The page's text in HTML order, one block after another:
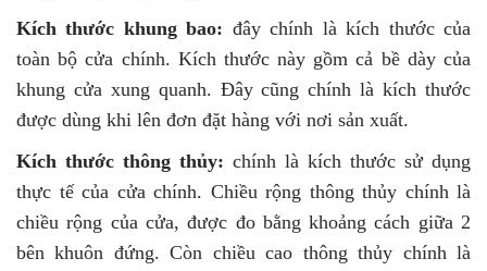
Kích thước khung bao: đây chính là kích thước của
toàn bộ cửa chính. Kích thước này gồm cả bề dày của
khung cửa xung quanh. Đây cũng chính là kích thước
được dùng khi lên đơn đặt hàng với nơi sản xuất.
Kích thước thông thủy: chính là kích thước sử dụng
thực tế của cửa chính. Chiều rộng thông thủy chính là
chiều rộng của cửa, được đo bằng khoảng cách giữa 2
bên khuôn đứng. Còn chiều cao thông thủy chính là